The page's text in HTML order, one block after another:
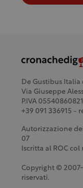
De Gustibus Italia
Via Giuseppe
P.IVA 05540860821
+39 091 336915 -
Autorizzazione
07
Iscritta al ROC col
Copyright ©
riservati.